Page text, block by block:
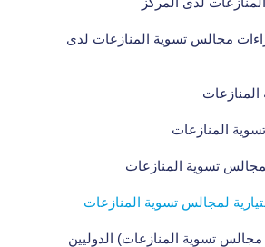
مجالس تسوية المنازعات لدى
المنازعات
تسوية المنازعات
لمجالس تسوية المنازعات
مجالس تسوية المنازعات) الدوليين